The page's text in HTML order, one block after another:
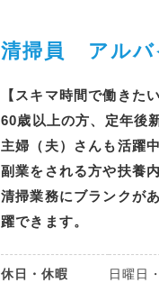
清掃員 アル
【スキマ時間で働きた
60歳以上の方、定年後
主婦（夫）さんも活躍中
副業をされる方や扶養
清掃業務にブランクが
躍できます。
休日・休暇
日曜日